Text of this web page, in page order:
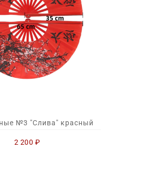
№3 "Слива" красный
2 200 ₽